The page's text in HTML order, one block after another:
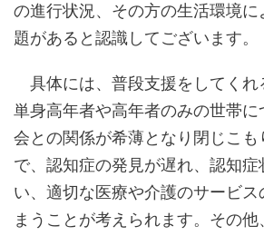
の進行状況、その方の生活環境に
題があると認識してございます。
具体には、普段支援をしてくれ
単身高年者や高年者のみの世帯
会との関係が希薄となり閉じこも
で、認知症の発見が遅れ、認知症
い、適切な医療や介護のサービス
まうことが考えられます。その他